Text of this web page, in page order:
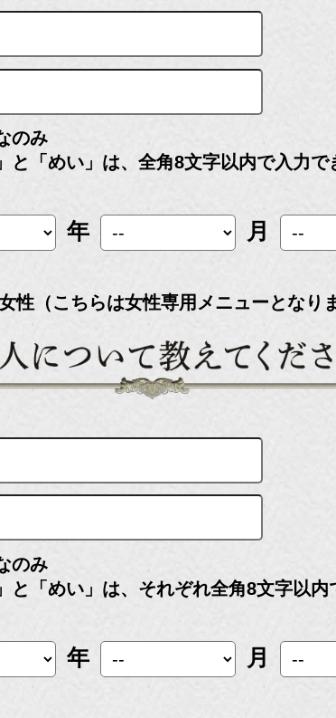
のみ
「めい」は、全角8文字以内で入力で
年 月
性（こちらは女性専用メニューとなり
のみ
「めい」は、それぞれ全角8文字以内
年 月